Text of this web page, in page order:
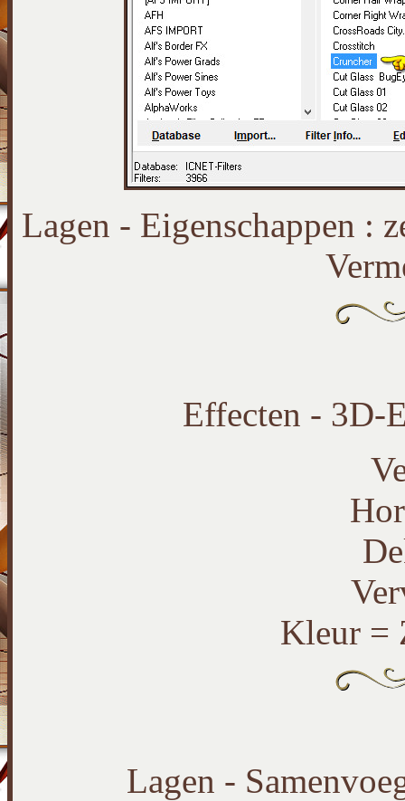
Lagen - Eigenschappen :
Effecten - 3D-
Kleur =
Lagen -